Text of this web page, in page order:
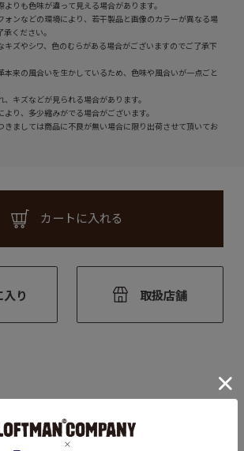
りも色味が違って見える場合があります。
ォンなどの環境により、若干製品と画像のカラーが異なる場
ください。
ズやシワ、色のむらがある場合がございますのでご了承下
来の風合いを生かしているため、色味や風合いが一点ごと
、キズなどが見られる場合があります。
り、多少縮みがでる場合がございます。
ましては商品に不良が無い場合に限り出荷させて頂いてお
カートに入れる
り 取扱店舗
ジェームスの春夏の定番シャツ。
ネックに、半袖はふつうよりやや長め。袖まわ